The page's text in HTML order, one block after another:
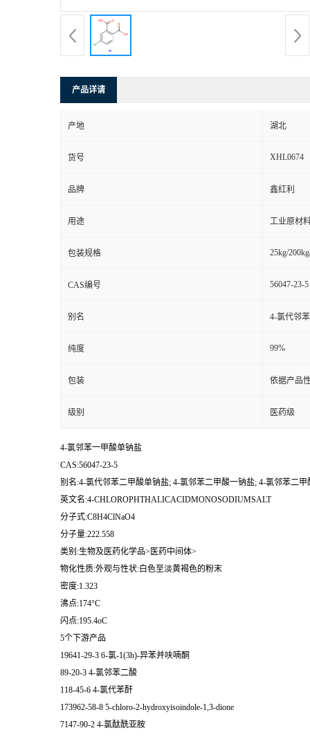
产品详请
产地 湖北
货号 XHL0674
品牌 鑫红利
用途 工业原材
包装规格 25kg/
CAS编号 56047-23-5
别名 4-氯代邻
纯度 99%
包装 依据产品
级别 医药级
4-氯邻苯一甲酸单钠盐
CAS:56047-23-5
别名:4-氯代邻苯二甲酸单钠盐; 4-氯邻苯二甲酸一钠盐; 4-氯邻苯二甲
英文名:4-CHLOROPHTHALICACIDMONOSODIUMSALT
分子式:C8H4ClNaO4
分子量:222.558
类别:生物及医药化学品>医药中间体>
物化性质:外观与性状:白色至淡黄褐色的粉末
密度:1.323
沸点:174°C
闪点:195.4oC
5个下游产品
19641-29-3 6-氯-1(3h)-异苯并呋喃酮
89-20-3 4-氯邻苯二酸
118-45-6 4-氯代苯酐
173962-58-8 5-chloro-2-hydroxyisoindole-1,3-dione
7147-90-2 4-氯酞酰亚胺